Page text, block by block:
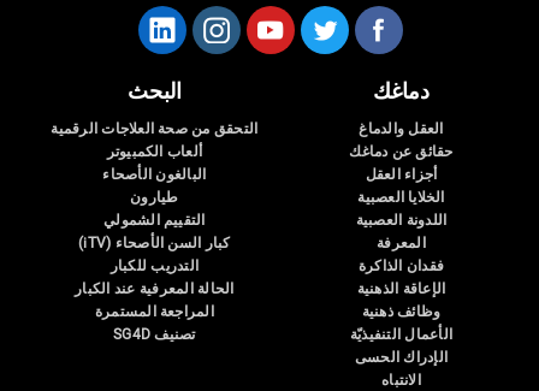
دماغك
العقل والدماغ
حقائق عن دماغك
أجزاء العقل
الخلايا العصبية
اللدونة العصبية
المعرفة
فقدان الذاكرة
الإعاقة الذهنية
وظائف ذهنية
الأعمال التنفيذيّة
الإدراك الحسى
الانتباه
البحث
التحقق من صحة العلاجات الرقمية
ألعاب الكمبيوتر
البالغون الأصحاء
طيارون
التقييم الشمولي
كبار السن الأصحاء (iTV)
التدريب للكبار
الحالة المعرفية عند الكبار
المراجعة المستمرة
تصنيف SG4D